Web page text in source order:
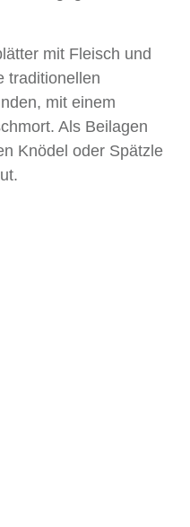
mit Fleisch und
traditionellen
mit einem
Als Beilagen
Knödel oder Spätzle